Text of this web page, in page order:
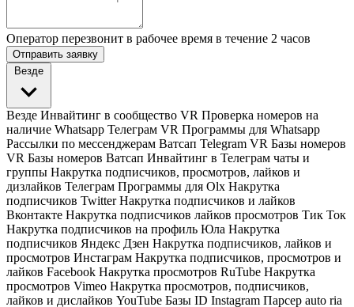
Оператор перезвонит в рабочее время в течение 2 часов
Отправить заявку
Везде
Везде Инвайтинг в сообщество VR Проверка номеров на
наличие Whatsapp Телеграм VR Программы для Whatsapp
Рассылки по мессенджерам Ватсап Telegram VR Базы номеров
VR Базы номеров Ватсап Инвайтинг в Телеграм чаты и
группы Накрутка подписчиков, просмотров, лайков и
дизлайков Телеграм Программы для Olx Накрутка
подписчиков Twitter Накрутка подписчиков и лайков
Вконтакте Накрутка подписчиков лайков просмотров Тик Ток
Накрутка подписчиков на профиль Юла Накрутка
подписчиков Яндекс Дзен Накрутка подписчиков, лайков и
просмотров Инстаграм Накрутка подписчиков, просмотров и
лайков Facebook Накрутка просмотров RuTube Накрутка
просмотров Vimeo Накрутка просмотров, подписчиков,
лайков и дислайков YouTube Базы ID Instagram Парсер auto ria